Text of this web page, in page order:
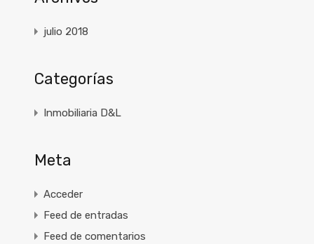
julio 2018
Categorías
Inmobiliaria D&L
Meta
Acceder
Feed de entradas
Feed de comentarios